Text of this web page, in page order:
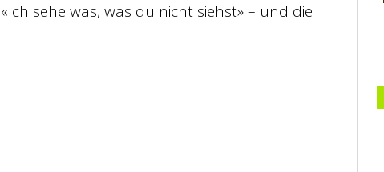
sehe was, was du nicht siehst» – und die